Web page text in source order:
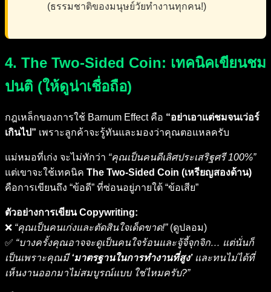
(ธรรมชาติของมนุษย์วัยทำงานทุกคน!)
4. The Two-Sided Coin: เทคนิคเขียนชม
ปนติ (ให้ดูน่าเชื่อถือ)
กฎเหล็กของการใช้ Barnum Effect คือ “อย่าเอาแต่ชมจนเว่อร์
เกินไป” เพราะลูกค้าจะรู้ทันและมองว่าคุณตอแหลครับ
แม่หมอที่เก่ง จะไม่ทักว่า “คุณเป็นคนดีเลิศประเสริฐศรี 100%”
แต่เขาจะใช้เทคนิค The Two-Sided Coin (เหรียญสองด้าน)
คือการเขียนถึง “ข้อดี” ที่ซ่อนอยู่ภายใต้ “ข้อเสีย”
ตัวอย่างการเขียน Copywriting:
❌ “คุณเป็นคนเก่งและตัดสินใจเด็ดขาด!”(ดูปลอม)
✅ “บางครั้งคุณอาจจะดูเป็นคนใจร้อนและจู้จี้จุกจิก… แต่นั่นก็
เป็นเพราะคุณมี‘มาตรฐานในการทำงานที่สูง’และทนไม่ได้ที่
เห็นงานออกมาไม่สมบูรณ์แบบ ใช่ไหมครับ?”